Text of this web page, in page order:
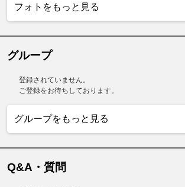
フォトをもっと見る
グループ
登録されていません。
ご登録をお待ちしております。
グループをもっと見る
Q&A・質問